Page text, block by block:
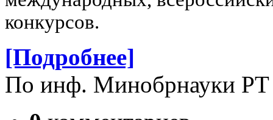
конкурсов.
[Подробнее]
По инф. Минобрнауки РТ